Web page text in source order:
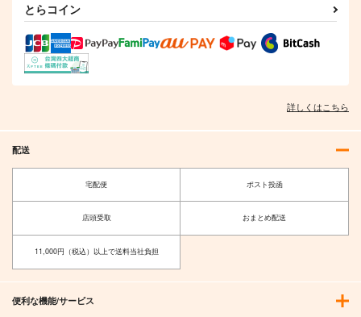
とらコイン
詳しくはこちら
配送
宅配便 ポスト投函
店頭受取 おまとめ配送
11,000円（税込）以上で送料当社負担
便利な機能/サービス